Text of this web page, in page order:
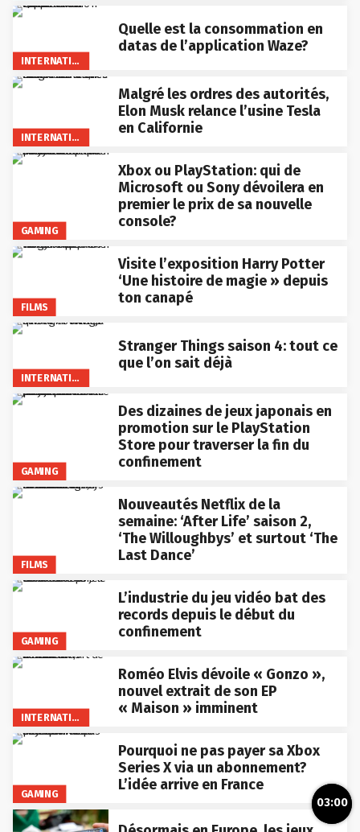
INTERNATIONAL
Quelle est la consommation en
datas de l’application Waze?
INTERNATIONAL
Malgré les ordres des autorités,
Elon Musk relance l’usine Tesla
en Californie
GAMING
Xbox ou PlayStation: qui de
Microsoft ou Sony dévoilera en
premier le prix de sa nouvelle
console?
FILMS
Visite l’exposition Harry Potter
‘Une histoire de magie » depuis
ton canapé
INTERNATIONAL
Stranger Things saison 4: tout ce
que l’on sait déjà
GAMING
Des dizaines de jeux japonais en
promotion sur le PlayStation
Store pour traverser la fin du
confinement
FILMS
Nouveautés Netflix de la
semaine: ‘After Life’ saison 2,
‘The Willoughbys’ et surtout ‘The
Last Dance’
GAMING
L’industrie du jeu vidéo bat des
records depuis le début du
confinement
INTERNATIONAL
Roméo Elvis dévoile « Gonzo »,
nouvel extrait de son EP
« Maison » imminent
GAMING
Pourquoi ne pas payer sa Xbox
Series X via un abonnement?
L’idée arrive en France
03:00